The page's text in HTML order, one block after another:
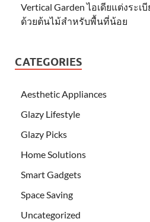
Vertical Garden ไอเดียแต่งระเ
ด้วยต้นไม้สำหรับพื้นที่น้อย
CATEGORIES
Aesthetic Appliances
Glazy Lifestyle
Glazy Picks
Home Solutions
Smart Gadgets
Space Saving
Uncategorized